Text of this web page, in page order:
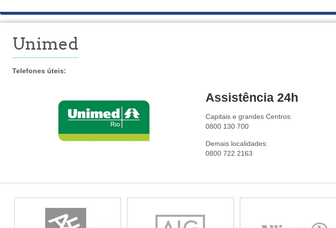
Unimed
Telefones úteis:
Assistência 24h
Capitais e grandes Centros:
0800 130 700
Demais localidades:
0800 722 2163